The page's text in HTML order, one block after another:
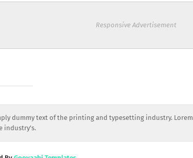
Responsive Advertisement
dummy text of the printing and typesetting industry. Lorem
industry's.